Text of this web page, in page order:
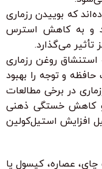
که بوییدن رزماری
و به کاهش استرس
می‌گذارد.
استنشاق روغن رزماری
و توجه را بهبود
در برخی مطالعات
و کاهش خستگی ذهنی
افزایش استیل‌کولین
عصاره، کپسول یا